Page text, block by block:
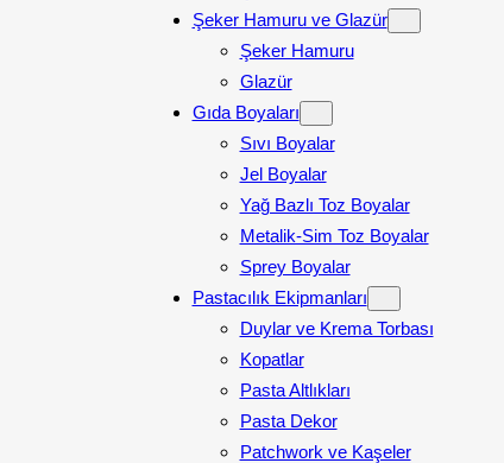
Şeker Hamuru ve Glazür
Şeker Hamuru
Glazür
Gıda Boyaları
Sıvı Boyalar
Jel Boyalar
Yağ Bazlı Toz Boyalar
Metalik-Sim Toz Boyalar
Sprey Boyalar
Pastacılık Ekipmanları
Duylar ve Krema Torbası
Kopatlar
Pasta Altlıkları
Pasta Dekor
Patchwork ve Kaşeler